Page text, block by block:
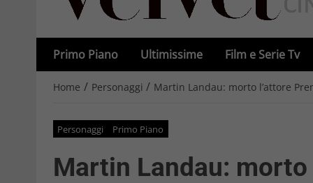
Primo Piano Ultimissime Film e Serie Tv
Home / Personaggi / Martin Landau: morto l’attore
Personaggi Primo Piano
Martin Landau: morto